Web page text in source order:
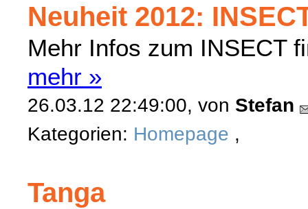
Neuheit 2012:
Mehr Infos zum INSECT
mehr »
26.03.12 22:49:00, von Stefan
Kategorien: Homepage ,
Tanga